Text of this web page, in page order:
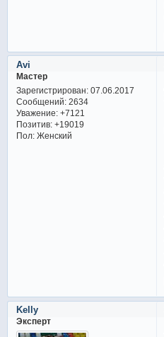
Avi
Мастер
Зарегистрирован: 07.06.2017
Сообщений:2634
Уважение: +7121
Позитив: +19019
Пол:Женский
Kelly
Эксперт